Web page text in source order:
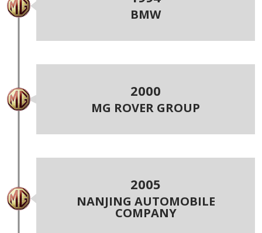
BMW
2000
MG ROVER GROUP
2005
NANJING AUTOMOBILE
COMPANY